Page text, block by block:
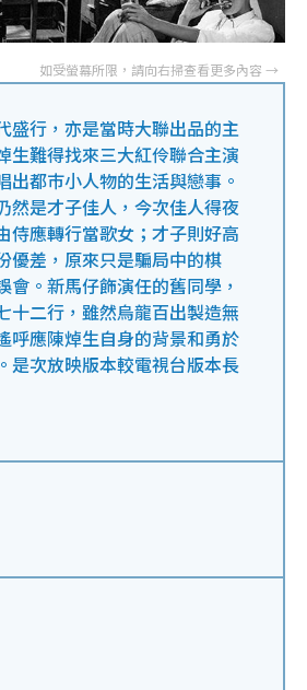
盛行，亦是當時大聯出品的主
生難得找來三大紅伶聯合主演
出都巿小人物的生活與戀事。
然是才子佳人，今次佳人得夜
侍應轉行當歌女；才子則好高
優差，原來只是騙局中的棋
會。新馬仔飾演任的舊同學，
十二行，雖然烏龍百出製造無
呼應陳焯生自身的背景和勇於
是次放映版本較電視台版本長